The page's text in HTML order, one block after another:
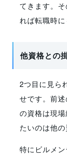
てきます。
れば転職時に
他資格との
2つ目に見ら
せです。前
の資格は現
たいのは他の
特にビルメ